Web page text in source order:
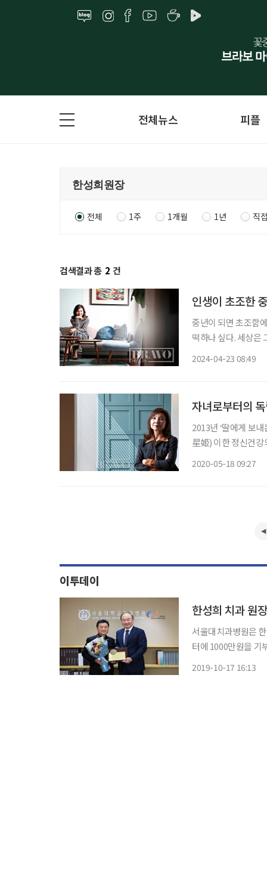
전체뉴스 피플
전체 1주 1개월 1년 직
검색결과 총 2 건
인생이 초조한
중년이 되면 초조함
떡하나 싶다. 세상은
2024-04-23 08:49
자녀로부터의
2013년 ‘딸에게 보
星姬) 이한 정신건강
2020-05-18 09:27
이투데이
한성희 치과 원
서울대치과병원은
터에 1000만원을 기
2019-10-17 16:13